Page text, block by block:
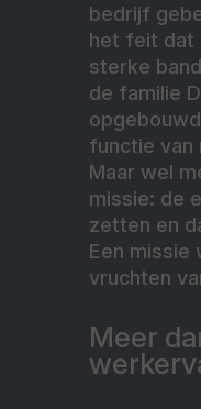
bedrijf
het feit dat
sterke
de familie
functie van
Maar wel
missie: de
zetten en
Een missie
vruchten
Meer